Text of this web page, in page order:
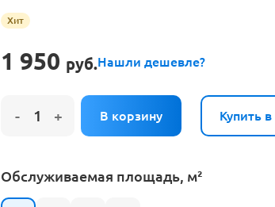
Хит
1 950 руб.Нашли дешевле?
Купить
Обслуживаемая площадь, м²